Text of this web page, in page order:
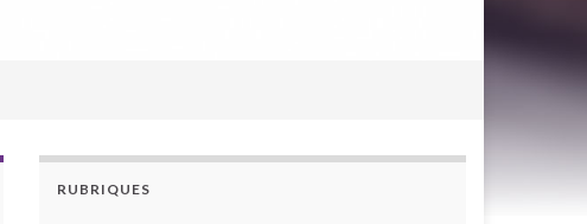
RUBRIQUES